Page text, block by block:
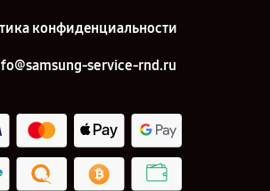
конфиденциальности
service-rnd.ru